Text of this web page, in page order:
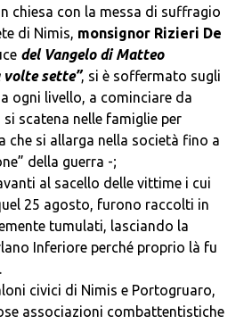
chiesa con la messa di suffragio
di Nimis, monsignor Rizieri De
del Vangelo di Matteo
volte sette”, si è soffermato sugli
ogni livello, a cominciare da
scatena nelle famiglie per
che si allarga nella società fino a
della guerra -;
al sacello delle vittime i cui
25 agosto, furono raccolti in
tumulati, lasciando la
Inferiore perché proprio là fu
civici di Nimis e Portogruaro,
associazioni combattentistiche